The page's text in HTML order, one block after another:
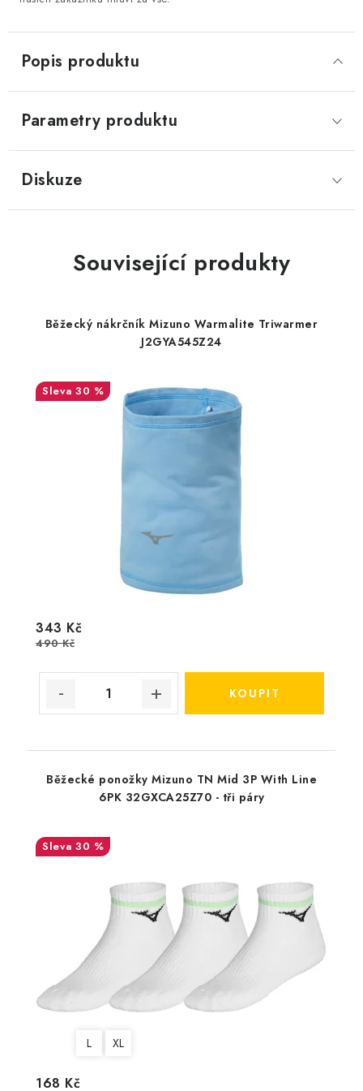
Popis produktu
Parametry produktu
Diskuze
Související produkty
Běžecký nákrčník Mizuno Warmalite Triwarmer
J2GYA545Z24
30 %
343 Kč
490 Kč
Běžecké ponožky Mizuno TN Mid 3P With Line
6PK 32GXCA25Z70 - tři páry
30 %
L XL
168 Kč